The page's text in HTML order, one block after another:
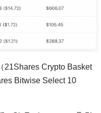
21Shares Crypto Basket
Bitwise Select 10